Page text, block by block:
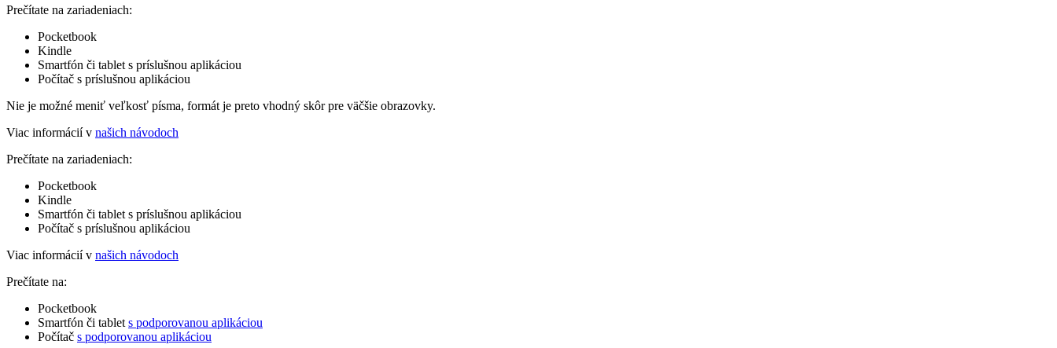
Prečítate na zariadeniach:
Pocketbook
Kindle
Smartfón či tablet s príslušnou aplikáciou
Počítač s príslušnou aplikáciou
Nie je možné meniť veľkosť písma, formát je preto vhodný skôr pre väčšie obrazovky.
Viac informácií v našich návodoch
Prečítate na zariadeniach:
Pocketbook
Kindle
Smartfón či tablet s príslušnou aplikáciou
Počítač s príslušnou aplikáciou
Viac informácií v našich návodoch
Prečítate na:
Pocketbook
Smartfón či tablet s podporovanou aplikáciou
Počítač s podporovanou aplikáciou